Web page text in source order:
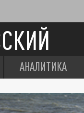
АНАЛИТИКА